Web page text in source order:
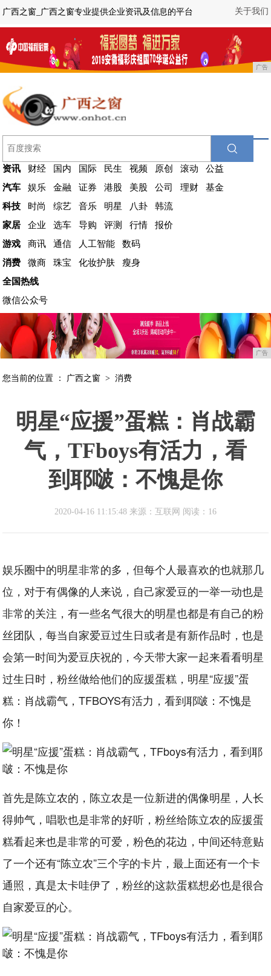
关于我们
广西之窗_广西之窗专业提供企业资讯及信息的平台
广告
资讯 财经 国内 国际 民生 视频 原创 滚动
公益
汽车
娱乐 金融 证券 港股 美股 公司 理财
基金
科技
时尚 综艺 音乐 明星 八卦
韩流
家居
企业 选车 导购 评测 行情
报价
游戏
商讯 通信 人工智能
数码
消费
微商 珠宝 化妆护肤
瘦身
全国热线
微信公众号
广告
您当前的位置 ： 广西之窗 >消费
明星“应援”蛋糕：肖战霸
气，TFboys有活力，看
到耶啵：不愧是你
2020-04-16 11:15:48 来源：互联网 阅读：16
娱乐圈中的明星非常的多，但每个人最喜欢的也就那几
位，对于有偶像的人来说，自己家爱豆的一举一动也是
非常的关注，有一些名气很大的明星也都是有自己的粉
丝团队，每当自家爱豆过生日或者是有新作品时，也是
会第一时间为爱豆庆祝的，今天带大家一起来看看明星
过生日时，粉丝做给他们的应援蛋糕，明星“应援”蛋
糕：肖战霸气，TFBOYS有活力，看到耶啵：不愧是
你！
首先是陈立农的，陈立农是一位新进的偶像明星，人长
得帅气，唱歌也是非常的好听，粉丝给陈立农的应援蛋
糕看起来也是非常的可爱，粉色的花边，中间还特意贴
了一个还有“陈立农”三个字的卡片，最上面还有一个卡
通照，真是太卡哇伊了，粉丝的这款蛋糕想必也是很合
自家爱豆的心。